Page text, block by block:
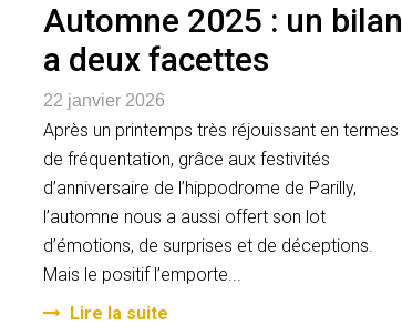
Automne 2025 : un bilan
a deux facettes
22 janvier 2026
Après un printemps très réjouissant en termes
de fréquentation, grâce aux festivités
d’anniversaire de l’hippodrome de Parilly,
l’automne nous a aussi offert son lot
d’émotions, de surprises et de déceptions.
Mais le positif l’emporte...
Lire la suite